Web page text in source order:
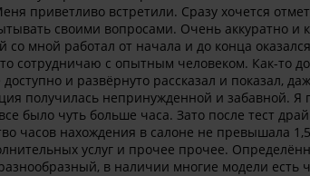
приветливо встретили. Сразу хочется
своими вопросами. Очень аккуратно и
мной работал от начала и до конца
сотрудничаю с опытным человеком. Как-то
и развёрнуто рассказал и показал,
получилась непринужденной и забавной. Я
было чуть больше часа. Зато после тест
часов нахождения в салоне не превышала
услуг и прочее прочее.
в наличии многие модели